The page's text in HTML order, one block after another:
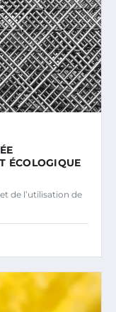
ÉCOLOGIQUE
de l’utilisation de